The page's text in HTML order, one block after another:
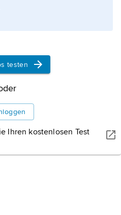
testen
Ihren kostenlosen Test